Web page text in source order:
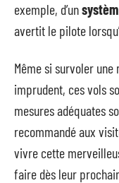
exemple, d’un
avertit le pilote
Même si survoler
imprudent, ces vols
mesures adéquates
recommandé aux
vivre cette
faire dès leur